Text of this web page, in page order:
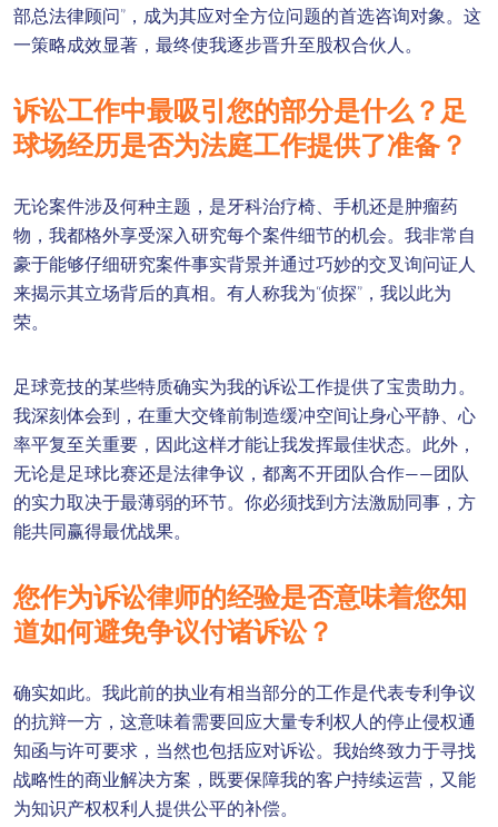
部总法律顾问”，成为其应对全方位问题的首选咨询对象。这
一策略成效显著，最终使我逐步晋升至股权合伙人。
诉讼工作中最吸引您的部分是什么？足
球场经历是否为法庭工作提供了准备？
无论案件涉及何种主题，是牙科治疗椅、手机还是肿瘤药
物，我都格外享受深入研究每个案件细节的机会。我非常自
豪于能够仔细研究案件事实背景并通过巧妙的交叉询问证人
来揭示其立场背后的真相。有人称我为“侦探”，我以此为
荣。
足球竞技的某些特质确实为我的诉讼工作提供了宝贵助力。
我深刻体会到，在重大交锋前制造缓冲空间让身心平静、心
率平复至关重要，因此这样才能让我发挥最佳状态。此外，
无论是足球比赛还是法律争议，都离不开团队合作——团队
的实力取决于最薄弱的环节。你必须找到方法激励同事，方
能共同赢得最优战果。
您作为诉讼律师的经验是否意味着您知
道如何避免争议付诸诉讼？
确实如此。我此前的执业有相当部分的工作是代表专利争议
的抗辩一方，这意味着需要回应大量专利权人的停止侵权通
知函与许可要求，当然也包括应对诉讼。我始终致力于寻找
战略性的商业解决方案，既要保障我的客户持续运营，又能
为知识产权权利人提供公平的补偿。